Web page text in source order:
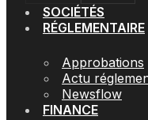
SOCIÉTÉS
RÉGLEMENTAIRE
Approbations
Actu
Newsflow
FINANCE